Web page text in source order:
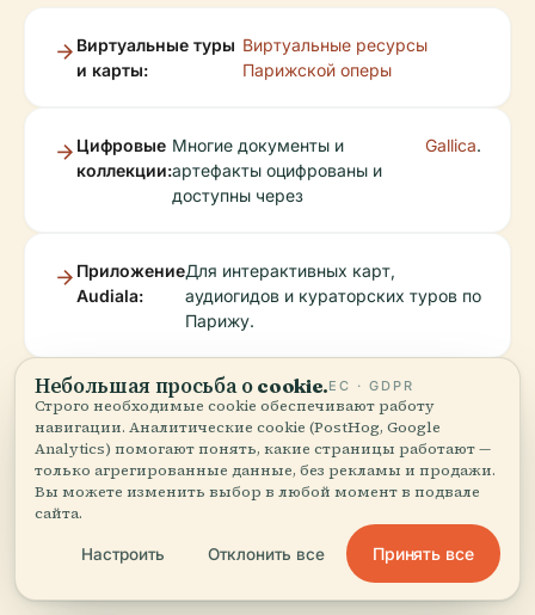
Виртуальные туры
и карты:
Виртуальные ресурсы
Парижской оперы
Цифровые
коллекции:
Многие документы и
артефакты оцифрованы и
доступны через
Gallica.
Приложение
Audiala:
Для интерактивных карт,
аудиогидов и кураторских туров по
Парижу.
Официальные
социальные сети:
Будьте в курсе выставок
и событий.
Небольшая просьба о cookie.ЕС · GDPR
Строго необходимые cookie обеспечивают работу
навигации. Аналитические cookie (PostHog, Google
Analytics) помогают понять, какие страницы работают —
только агрегированные данные, без рекламы и продажи.
Вы можете изменить выбор в любой момент в подвале
сайта.
Настроить Отклонить все Принять все